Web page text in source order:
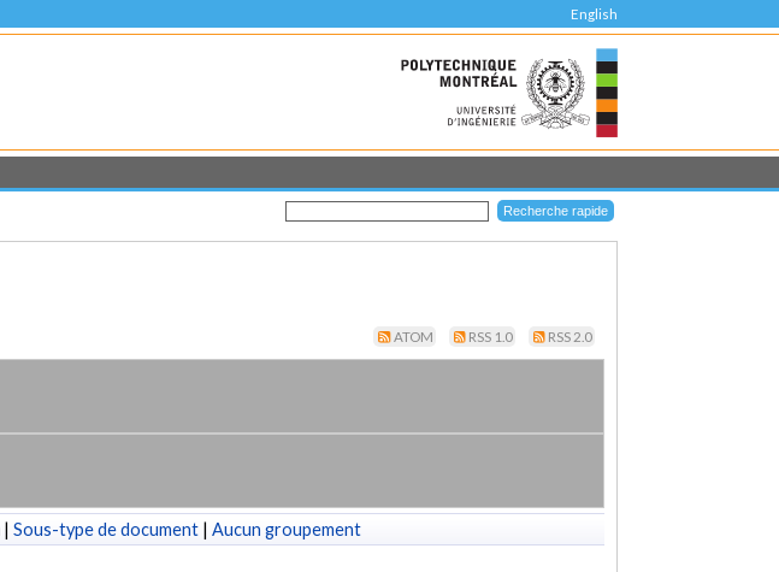
English
ATOM RSS 1.0 RSS 2.0
| Sous-type de document | Aucun groupement